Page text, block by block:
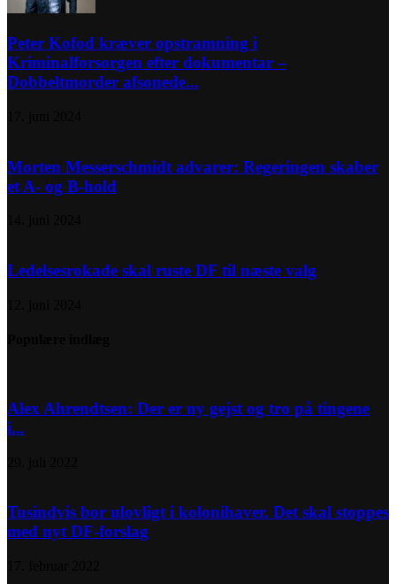
Peter Kofod kræver opstramning i
Kriminalforsorgen efter dokumentar –
Dobbeltmorder afsonede...
Morten Messerschmidt advarer: Regeringen skaber
et A- og B-hold
Ledelsesrokade skal ruste DF til næste valg
Alex Ahrendtsen: Der er ny gejst og tro på tingene
i...
Tusindvis bor ulovligt i kolonihaver. Det skal stoppes
med nyt DF-forslag